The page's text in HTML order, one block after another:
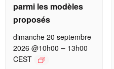
parmi les modèles
proposés
dimanche 20 septembre
2026 @10h00 – 13h00
CEST